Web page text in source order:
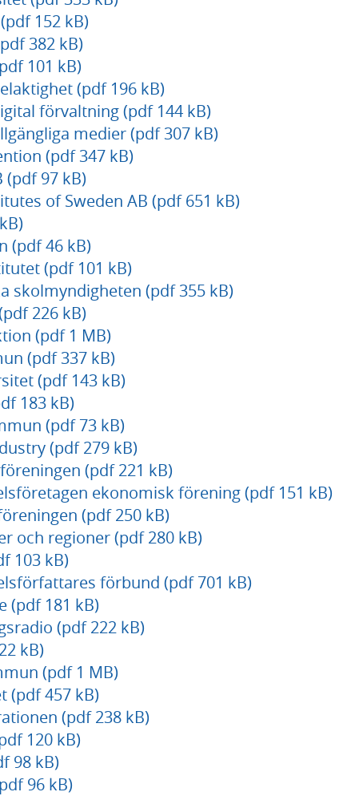
152 kB)
382 kB)
101 kB)
(pdf 196 kB)
förvaltning (pdf 144 kB)
medier (pdf 307 kB)
(pdf 347 kB)
(pdf 97 kB)
of Sweden AB (pdf 651 kB)
(pdf 46 kB)
(pdf 101 kB)
skolmyndigheten (pdf 355 kB)
226 kB)
(pdf 1 MB)
(pdf 337 kB)
(pdf 143 kB)
183 kB)
(pdf 73 kB)
(pdf 279 kB)
(pdf 221 kB)
ekonomisk förening (pdf 151 kB)
(pdf 250 kB)
och regioner (pdf 280 kB)
103 kB)
förbund (pdf 701 kB)
(pdf 181 kB)
(pdf 222 kB)
kB)
(pdf 1 MB)
(pdf 457 kB)
(pdf 238 kB)
120 kB)
98 kB)
96 kB)